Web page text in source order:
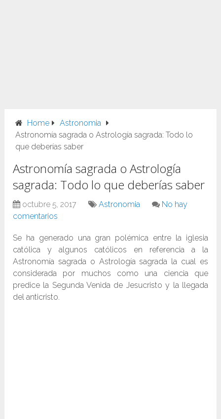
Home
Astronomia
Astronomía sagrada o Astrología sagrada: Todo lo
que deberías saber
Astronomía sagrada o Astrología
sagrada: Todo lo que deberías saber
octubre 5, 2017 Astronomia
No hay
comentarios
Se ha generado una gran polémica entre la iglesia
católica y algunos católicos en referencia a la
Astronomía sagrada o Astrología sagrada la cual es
considerada por muchos como una ciencia que
predice la Segunda Venida de Jesucristo y la llegada
del anticristo.